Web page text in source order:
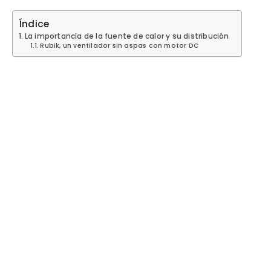
Índice
La importancia de la fuente de calor y su distribución
Rubik, un ventilador sin aspas con motor DC